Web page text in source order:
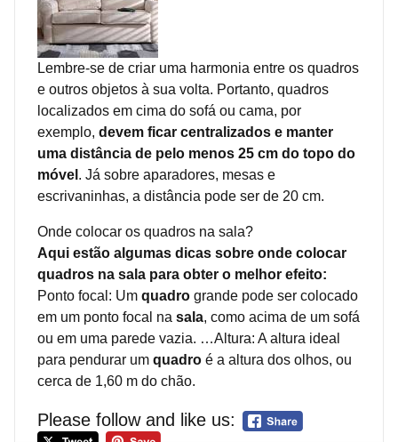
Lembre-se de criar uma harmonia entre os quadros
e outros objetos à sua volta. Portanto, quadros
localizados em cima do sofá ou cama, por
exemplo, devem ficar centralizados e manter
uma distância de pelo menos 25 cm do topo do
móvel . Já sobre aparadores, mesas e
escrivaninhas, a distância pode ser de 20 cm.
Onde colocar os quadros na sala?
Aqui estão algumas dicas sobre onde colocar
quadros na sala para obter o melhor efeito:
Ponto focal: Um quadro grande pode ser colocado
em um ponto focal na sala, como acima de um sofá
ou em uma parede vazia. …Altura: A altura ideal
para pendurar um quadro é a altura dos olhos, ou
cerca de 1,60 m do chão.
Please follow and like us: